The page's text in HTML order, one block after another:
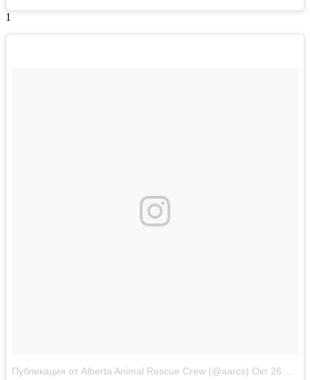
1
Публикация от Alberta Animal Rescue Crew (@aarcs) Окт 26 2017 в 9:42 PDT